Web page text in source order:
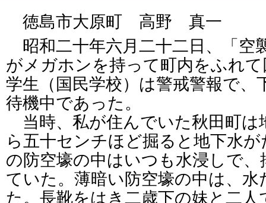
徳島市大原町 高野 真一
昭和二十年六月二十二日、「空
がメガホンを持って町内をふれ
学生（国民学校）は警戒警報で、
待機中であった。
当時、私が住んでいた秋田町は
ら五十センチほど掘ると地下水
の防空壕の中はいつも水浸しで
ていた。薄暗い防空壕の中は、
た。長靴をはき二歳下の妹と二